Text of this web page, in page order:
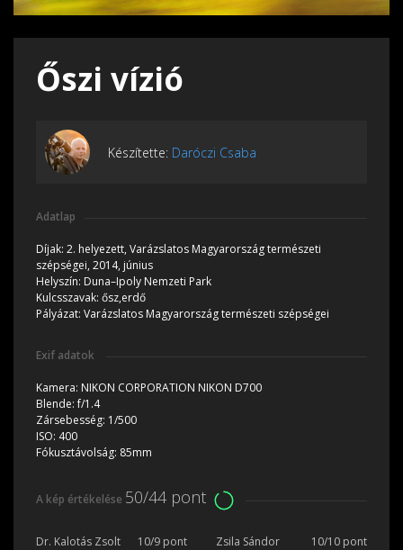
Őszi vízió
Készítette: Daróczi Csaba
Adatlap
Díjak: 2. helyezett, Varázslatos Magyarország természeti
szépségei, 2014, június
Helyszín: Duna–Ipoly Nemzeti Park
Kulcsszavak: ősz,erdő
Pályázat: Varázslatos Magyarország természeti szépségei
Exif adatok
Kamera: NIKON CORPORATION NIKON D700
Blende:f/1.4
Zársebesség: 1/500
ISO: 400
Fókusztávolság: 85mm
A kép értékelése 50/44 pont
Dr. Kalotás Zsolt 10/9 pont Zsila Sándor
10/10 pont